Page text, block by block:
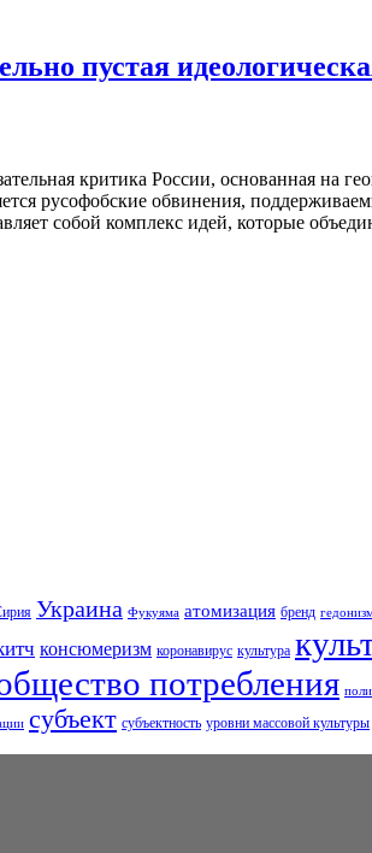
пустая
критика России, основанная
русофобские обвинения,
собой комплекс идей, которые
Украина Фукуяма атомизация бренд
консюмеризм коронавирус культура
потребления
субъект субъектность уровни массовой культуры